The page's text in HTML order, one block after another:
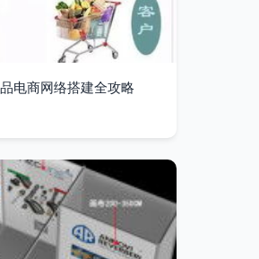
电商网络搭建全攻略